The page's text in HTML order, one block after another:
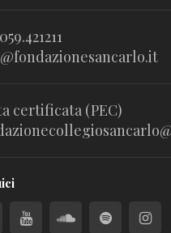
certificata (PEC)